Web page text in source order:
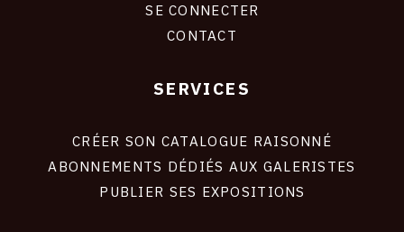
SE CONNECTER
CONTACT
SERVICES
CRÉER SON CATALOGUE RAISONNÉ
ABONNEMENTS DÉDIÉS AUX GALERISTES
PUBLIER SES EXPOSITIONS